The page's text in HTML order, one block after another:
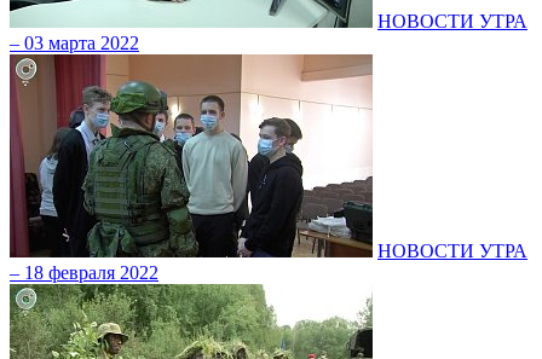
НОВОСТИ УТРА
– 03 марта 2022
НОВОСТИ УТРА
– 18 февраля 2022